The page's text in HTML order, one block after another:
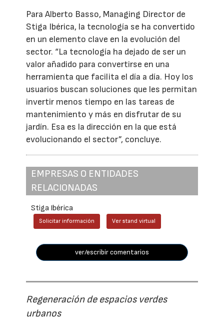
Para Alberto Basso, Managing Director de
Stiga Ibérica, la tecnología se ha convertido
en un elemento clave en la evolución del
sector. “La tecnología ha dejado de ser un
valor añadido para convertirse en una
herramienta que facilita el día a día. Hoy los
usuarios buscan soluciones que les permitan
invertir menos tiempo en las tareas de
mantenimiento y más en disfrutar de su
jardín. Esa es la dirección en la que está
evolucionando el sector”, concluye.
EMPRESAS O ENTIDADES
RELACIONADAS
Stiga Ibérica
Solicitar información Ver stand virtual
ver/escribir comentarios
Regeneración de espacios verdes
urbanos